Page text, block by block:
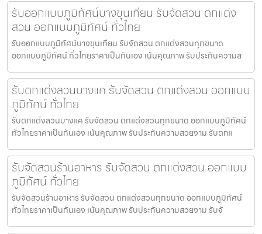
รับออกแบบภูมิทัศน์บางขุนเทียน รับจัดสวน ตกแต่ง
สวน ออกแบบภูมิทัศน์ ทั่วไทย
รับออกแบบภูมิทัศน์บางขุนเทียน รับจัดสวน ตกแต่งสวนทุกขนาด
ออกแบบภูมิทัศน์ ทั่วไทยราคาเป็นกันเอง เน้นคุณภาพ รับประกันความส
รับตกแต่งสวนบางแค รับจัดสวน ตกแต่งสวน ออกแบบ
ภูมิทัศน์ ทั่วไทย
รับตกแต่งสวนบางแค รับจัดสวน ตกแต่งสวนทุกขนาด ออกแบบภูมิทัศน์
ทั่วไทยราคาเป็นกันเอง เน้นคุณภาพ รับประกันความสวยงาม รับตกแ
รับจัดสวนร้านอาหาร รับจัดสวน ตกแต่งสวน ออกแบบ
ภูมิทัศน์ ทั่วไทย
รับจัดสวนร้านอาหาร รับจัดสวน ตกแต่งสวนทุกขนาด ออกแบบภูมิทัศน์
ทั่วไทยราคาเป็นกันเอง เน้นคุณภาพ รับประกันความสวยงาม รับจั